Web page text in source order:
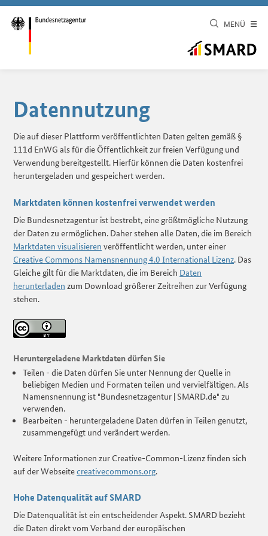
MENÜ
Datennutzung
Die auf dieser Plattform veröffentlichten Daten gelten gemäß §
111d EnWG als für die Öffentlichkeit zur freien Verfügung und
Verwendung bereitgestellt. Hierfür können die Daten kostenfrei
heruntergeladen und gespeichert werden.
Marktdaten können kostenfrei verwendet werden
Die Bundesnetzagentur ist bestrebt, eine größtmögliche Nutzung
der Daten zu ermöglichen. Daher stehen alle Daten, die im Bereich
Marktdaten visualisieren veröffentlicht werden, unter einer
Creative Commons Namensnennung 4.0 International Lizenz. Das
Gleiche gilt für die Marktdaten, die im Bereich Daten
herunterladen zum Download größerer Zeitreihen zur Verfügung
stehen.
Heruntergeladene Marktdaten dürfen Sie
Teilen - die Daten dürfen Sie unter Nennung der Quelle in
beliebigen Medien und Formaten teilen und vervielfältigen. Als
Namensnennung ist "Bundesnetzagentur | SMARD.de" zu
verwenden.
Bearbeiten - heruntergeladene Daten dürfen in Teilen genutzt,
zusammengefügt und verändert werden.
Weitere Informationen zur Creative-Common-Lizenz finden sich
auf der Webseitecreativecommons.org.
Hohe Datenqualität auf SMARD
Die Datenqualität ist ein entscheidender Aspekt. SMARD bezieht
die Daten direkt vom Verband der europäischen